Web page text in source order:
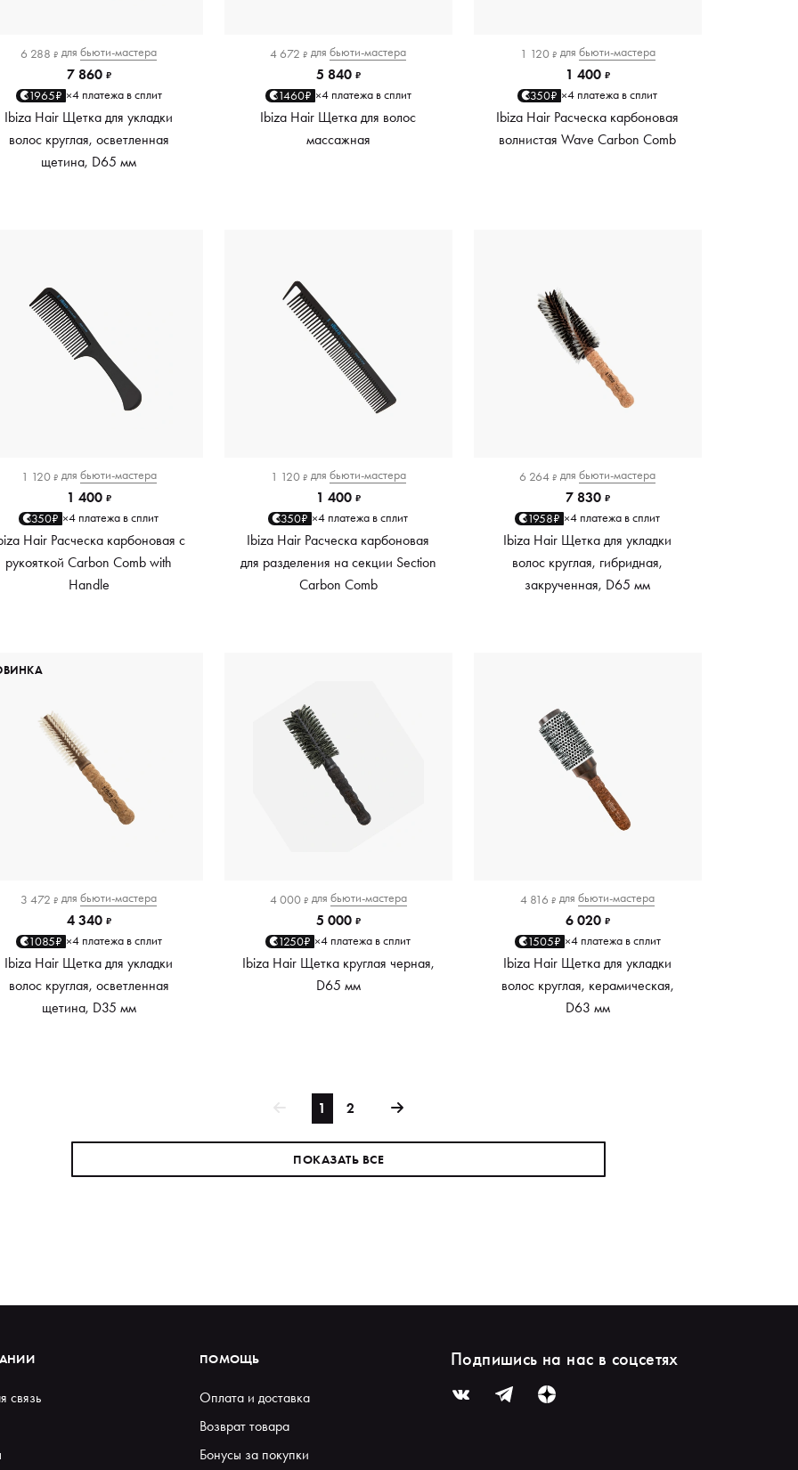
6 288 ₽ для бьюти-мастера
7 860 ₽
1965₽ ×4 платежа в сплит
Ibiza Hair Щетка для укладки
волос круглая, осветленная
щетина, D65 мм
4 672 ₽ для бьюти-мастера
5 840 ₽
1460₽ ×4 платежа в сплит
Ibiza Hair Щетка для волос
массажная
1 120 ₽ для бьюти-мастера
1 400 ₽
350₽ ×4 платежа в сплит
Ibiza Hair Расческа карбоновая
волнистая Wave Carbon Comb
1 120 ₽ для бьюти-мастера
1 400 ₽
350₽ ×4 платежа в сплит
Hair Расческа карбоновая с
рукояткой Carbon Comb with
Handle
1 120 ₽ для бьюти-мастера
1 400 ₽
350₽ ×4 платежа в сплит
Ibiza Hair Расческа карбоновая
для разделения на секции Section
Carbon Comb
6 264 ₽ для бьюти-мастера
7 830 ₽
1958₽ ×4 платежа в сплит
Ibiza Hair Щетка для укладки
волос круглая, гибридная,
закрученная, D65 мм
3 472 ₽ для бьюти-мастера
4 340 ₽
1085₽ ×4 платежа в сплит
Ibiza Hair Щетка для укладки
волос круглая, осветленная
щетина, D35 мм
4 000 ₽ для бьюти-мастера
5 000 ₽
1250₽ ×4 платежа в сплит
Ibiza Hair Щетка круглая черная,
D65 мм
4 816 ₽ для бьюти-мастера
6 020 ₽
1505₽ ×4 платежа в сплит
Ibiza Hair Щетка для укладки
волос круглая, керамическая,
D63 мм
1 2
ПОКАЗАТЬ ВСЕ
связь
ПОМОЩЬ
Оплата и доставка
Возврат товара
Бонусы за покупки
Подпишись на нас в соцсетях